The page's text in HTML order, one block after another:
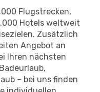
Flugstrecken,
Hotels weltweit
Zusätzlich
Angebot an
Ihren nächsten
– bei uns finden